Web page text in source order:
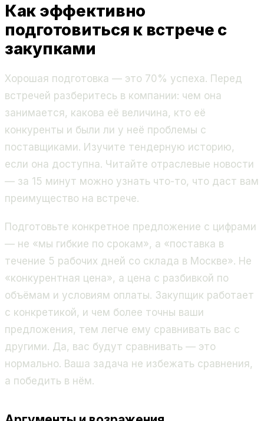
Как эффективно
подготовиться к встрече с
закупками
Хорошая подготовка — это 70% успеха. Перед
встречей разберитесь в компании: чем она
занимается, какова её величина, кто её
конкуренты и были ли у неё проблемы с
поставщиками. Изучите тендерную историю,
если она доступна. Читайте отраслевые новости
— за 15 минут можно узнать что-то, что даст вам
преимущество на встрече.
Подготовьте конкретное предложение с цифрами
— не «мы гибкие по срокам», а «поставка в
течение 5 рабочих дней со склада в Москве». Не
«конкурентная цена», а цена с разбивкой по
объёмам и условиям оплаты. Закупщик работает
с конкретикой, и чем более точны ваши
предложения, тем легче ему сравнивать вас с
другими. Да, вас будут сравнивать — это
нормально. Ваша задача не избежать сравнения,
а победить в нём.